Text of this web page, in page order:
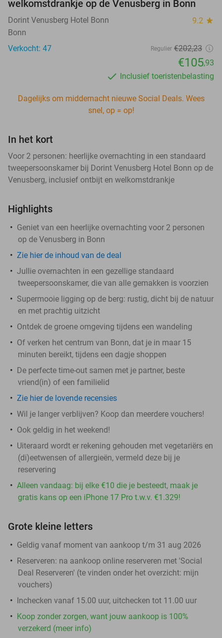
welkomstdrankje op de Venusberg in Bonn
Dorint Venusberg Hotel Bonn 9.2 star
Bonn
Verkocht: 47
Regulier €202,23
€105,93
Inclusief toeristenbelasting
Dagelijks om middernacht nieuwe Social Deals. Wees
snel, op = op!
In het kort
Voor 2 personen: heerlijke overnachting in een standaard
tweepersoonskamer bij Dorint Venusberg Hotel Bonn op de
Venusberg, inclusief ontbijt en welkomstdrankje
Highlights
Geniet van een heerlijke overnachting voor 2 personen
op de Venusberg in Bonn
Zie hier de inhoud van de deal
Jullie overnachten in een gezellige standaard
tweepersoonskamer, die van alle gemakken is voorzien
Supermooie ligging op de berg: rustig, dicht bij de natuur
en met prachtig uitzicht
Ontdek de groene omgeving tijdens een wandeling
Of verken het centrum van Bonn, dat je in maar 15
minuten bereikt, tijdens een dagje shoppen
De perfecte time-out samen met je partner, beste
vriend(in) of een familielid
Zie hier de lovende recensies
Wil je langer verblijven? Koop dan meerdere vouchers!
Ook geldig in het weekend!
Uiteraard wordt er rekening gehouden met vegetariërs en
(di)eetwensen of allergieën, vermeld deze bij je
reservering
Alleen vandaag: bij elke €10 die je besteedt, maak je
gratis kans op een iPhone 17 Pro t.w.v. €1.329!
Grote kleine letters
Geldig vanaf moment van aankoop t/m 31 aug 2026
Reserveren: na aankoop online reserveren met 'Social
Deal Reserveren' (te vinden onder het overzicht: mijn
vouchers)
Inchecken vanaf 15.00 uur, uitchecken tot 11.00 uur
Koop zonder zorgen, want jouw aankoop is 100%
verzekerd (meer info)